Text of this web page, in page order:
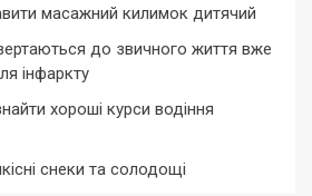
масажний килимок дитячий
до звичного життя вже
інфаркту
хороші курси водіння
снеки та солодощі